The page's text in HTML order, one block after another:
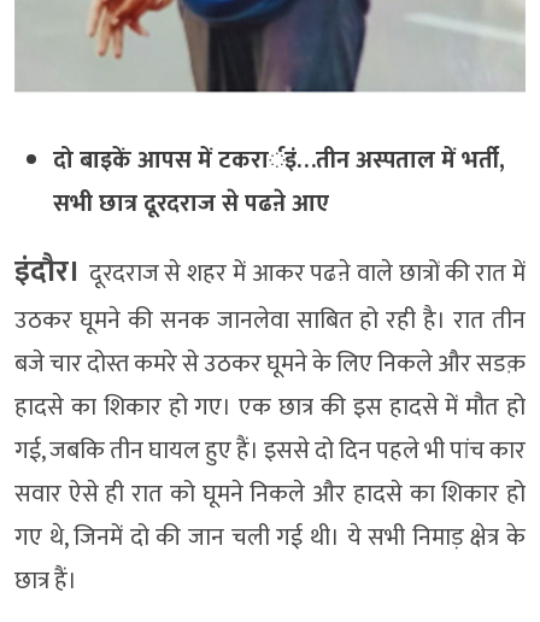
दो बाइकें आपस में टकरार्इं…तीन अस्पताल में भर्ती,
सभी छात्र दूरदराज से पढऩे आए
इंदौर। दूरदराज से शहर में आकर पढऩे वाले छात्रों की रात में
उठकर घूमने की सनक जानलेवा साबित हो रही है। रात तीन
बजे चार दोस्त कमरे से उठकर घूमने के लिए निकले और सडक़
हादसे का शिकार हो गए। एक छात्र की इस हादसे में मौत हो
गई, जबकि तीन घायल हुए हैं। इससे दो दिन पहले भी पांच कार
सवार ऐसे ही रात को घूमने निकले और हादसे का शिकार हो
गए थे, जिनमें दो की जान चली गई थी। ये सभी निमाड़ क्षेत्र के
छात्र हैं।